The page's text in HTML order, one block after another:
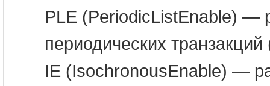
PLE (PeriodicListEnable) —
периодических
IE (IsochronousEnable) —